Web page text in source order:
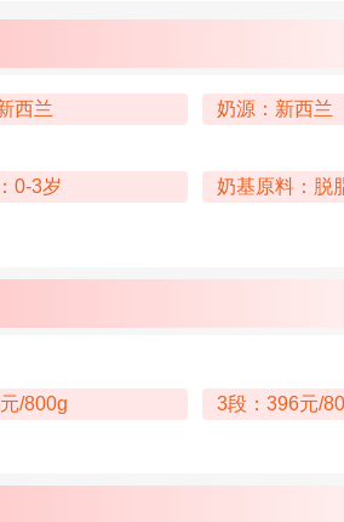
西兰 奶源：新西兰
0-3岁 奶基原料：脱
/800g 3段：396元/